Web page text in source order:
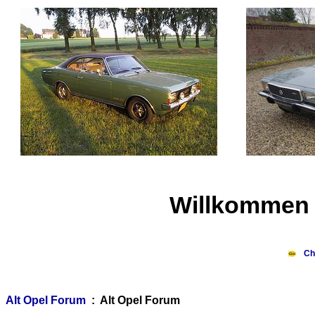
Alt Opel Forum : Alt Opel Forum